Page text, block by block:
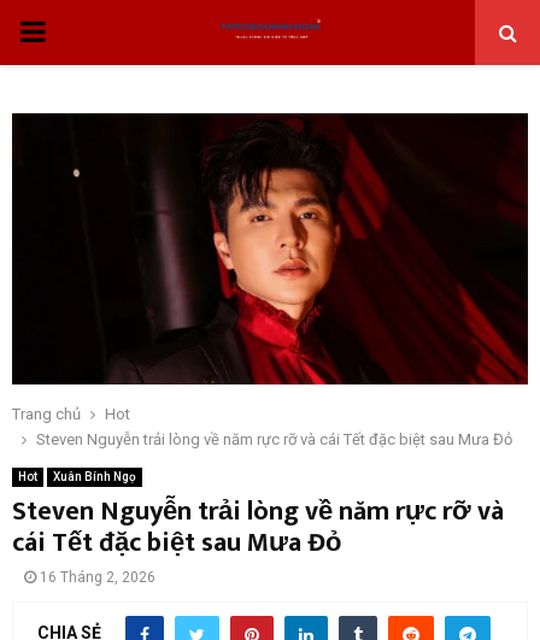
THỰC
CHÍNH
Trang chủ
Hot
Steven Nguyễn trải lòng về năm rực rỡ và cái Tết đặc biệt sau Mưa Đỏ
Hot Xuân Bính Ngọ
Steven Nguyễn trải lòng về năm rực rỡ và
cái Tết đặc biệt sau Mưa Đỏ
16 Tháng 2, 2026
CHIA SẺ